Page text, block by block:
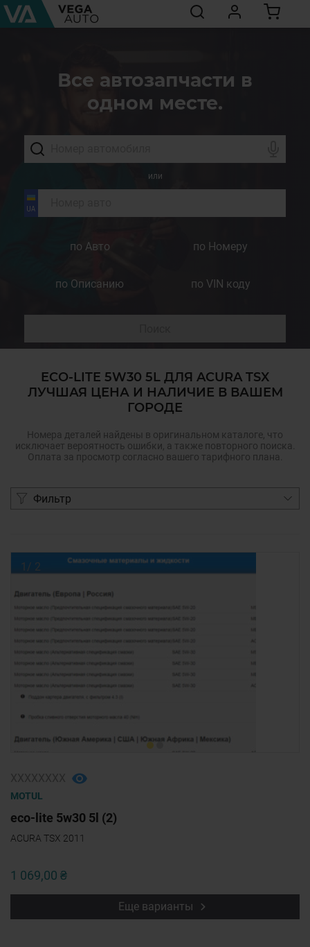
Все автозапчасти в
одном месте.
или
по Авто по Номеру
по Описанию по VIN коду
ECO-LITE 5W30 5L ДЛЯ ACURA TSX
ЛУЧШАЯ ЦЕНА И НАЛИЧИЕ В ВАШЕМ
ГОРОДЕ
Номера деталей найдены в оригинальном каталоге, что
исключает вероятность ошибки, а также повторного поиска.
Оплата за просмотр согласно вашего тарифного плана.
Фильтр
1 / 2
MOTUL
eco-lite 5w30 5l (2)
ACURA TSX 2011
1 069,00 ₴
Еще варианты